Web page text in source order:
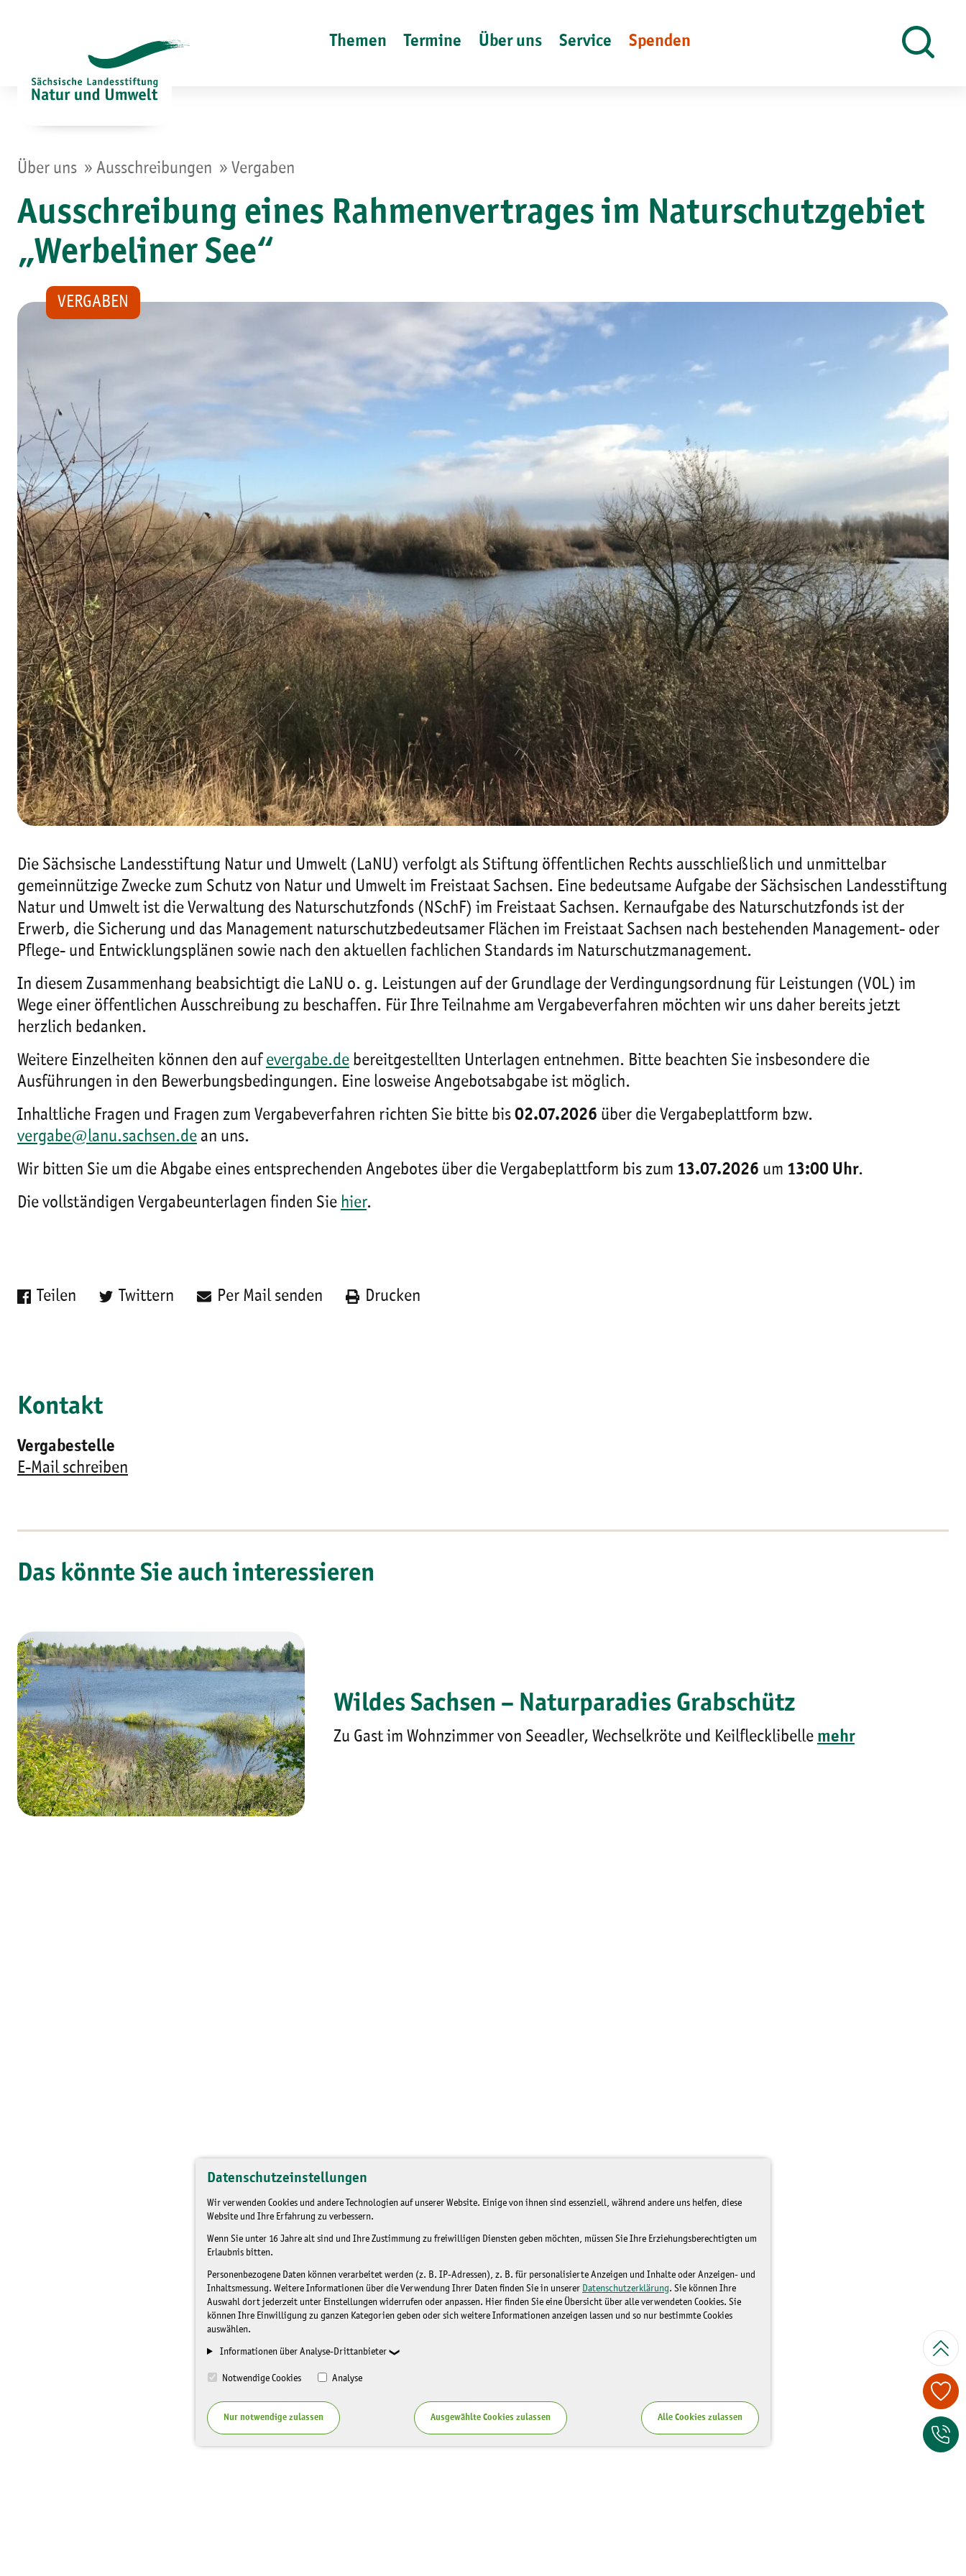
Datenschutzeinstellungen
Wir verwenden Cookies und andere Technologien auf unserer Website. Einige von ihnen sind essenziell, während andere uns helfen, diese
Website und Ihre Erfahrung zu verbessern.
Wenn Sie unter 16 Jahre alt sind und Ihre Zustimmung zu freiwilligen Diensten geben möchten, müssen Sie Ihre Erziehungsberechtigten um
Erlaubnis bitten.
Personenbezogene Daten können verarbeitet werden (z. B. IP-Adressen), z. B. für personalisierte Anzeigen und Inhalte oder Anzeigen- und
Inhaltsmessung. Weitere Informationen über die Verwendung Ihrer Daten finden Sie in unserer Datenschutzerklärung. Sie können Ihre
Auswahl dort jederzeit unter Einstellungen widerrufen oder anpassen. Hier finden Sie eine Übersicht über alle verwendeten Cookies. Sie
können Ihre Einwilligung zu ganzen Kategorien geben oder sich weitere Informationen anzeigen lassen und so nur bestimmte Cookies
auswählen.
Informationen über Analyse-Drittanbieter
Notwendige Cookies Analyse
Nur notwendige zulassen Ausgewählte Cookies zulassen Alle Cookies zulassen
Themen Termine Über uns Service Spenden
Über uns » Ausschreibungen » Vergaben
Ausschreibung eines Rahmenvertrages im Naturschutzgebiet
„Werbeliner See“
VERGABEN
Die Sächsische Landesstiftung Natur und Umwelt (LaNU) verfolgt als Stiftung öffentlichen Rechts ausschließlich und unmittelbar
gemeinnützige Zwecke zum Schutz von Natur und Umwelt im Freistaat Sachsen. Eine bedeutsame Aufgabe der Sächsischen Landesstiftung
Natur und Umwelt ist die Verwaltung des Naturschutzfonds (NSchF) im Freistaat Sachsen. Kernaufgabe des Naturschutzfonds ist der
Erwerb, die Sicherung und das Management naturschutzbedeutsamer Flächen im Freistaat Sachsen nach bestehenden Management- oder
Pflege- und Entwicklungsplänen sowie nach den aktuellen fachlichen Standards im Naturschutzmanagement.
In diesem Zusammenhang beabsichtigt die LaNU o. g. Leistungen auf der Grundlage der Verdingungsordnung für Leistungen (VOL) im
Wege einer öffentlichen Ausschreibung zu beschaffen. Für Ihre Teilnahme am Vergabeverfahren möchten wir uns daher bereits jetzt
herzlich bedanken.
Weitere Einzelheiten können den auf evergabe.de bereitgestellten Unterlagen entnehmen. Bitte beachten Sie insbesondere die
Ausführungen in den Bewerbungsbedingungen. Eine losweise Angebotsabgabe ist möglich.
Inhaltliche Fragen und Fragen zum Vergabeverfahren richten Sie bitte bis 02.07.2026 über die Vergabeplattform bzw.
vergabe@lanu.sachsen.de an uns.
Wir bitten Sie um die Abgabe eines entsprechenden Angebotes über die Vergabeplattform bis zum 13.07.2026 um 13:00 Uhr.
Die vollständigen Vergabeunterlagen finden Sie hier.
Teilen Twittern Per Mail senden Drucken
Kontakt
Vergabestelle
E-Mail schreiben
Das könnte Sie auch interessieren
Wildes Sachsen – Naturparadies Grabschütz
Zu Gast im Wohnzimmer von Seeadler, Wechselkröte und Keilflecklibelle mehr
Spenden Sie
Zum